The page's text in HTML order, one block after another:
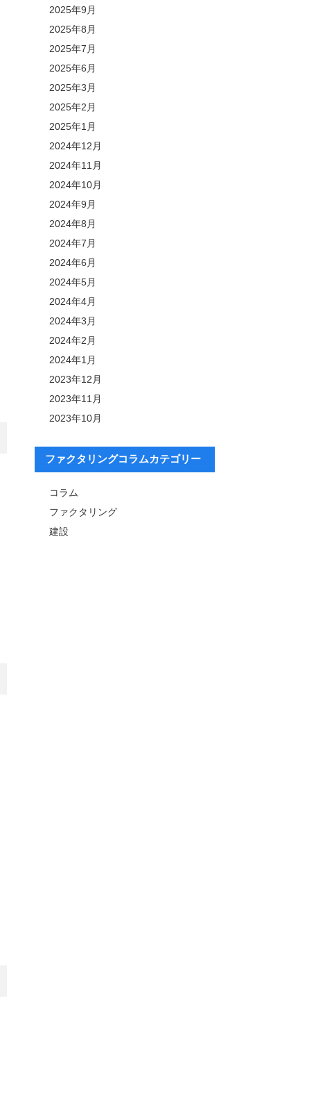
2025年9月
2025年8月
2025年7月
2025年6月
2025年3月
2025年2月
2025年1月
2024年12月
2024年11月
2024年10月
2024年9月
2024年8月
2024年7月
2024年6月
2024年5月
2024年4月
2024年3月
2024年2月
2024年1月
2023年12月
2023年11月
2023年10月
ファクタリングコラムカテゴリー
コラム
ファクタリング
建設